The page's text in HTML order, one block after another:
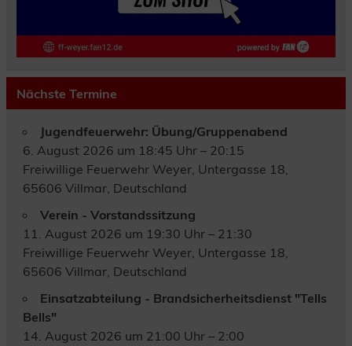
Nächste Termine
Jugendfeuerwehr: Übung/Gruppenabend
6. August 2026 um 18:45 Uhr – 20:15
Freiwillige Feuerwehr Weyer, Untergasse 18,
65606 Villmar, Deutschland
Verein - Vorstandssitzung
11. August 2026 um 19:30 Uhr – 21:30
Freiwillige Feuerwehr Weyer, Untergasse 18,
65606 Villmar, Deutschland
Einsatzabteilung - Brandsicherheitsdienst "Tells
Bells"
14. August 2026 um 21:00 Uhr – 2:00